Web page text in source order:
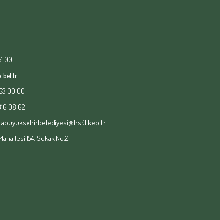
00
00 00
08 62
154. Sokak No:2